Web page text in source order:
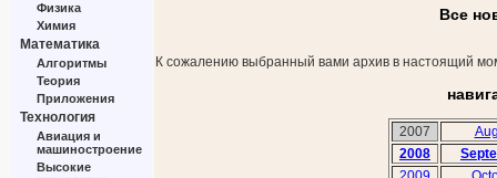
Физика
Химия
Математика
Алгоритмы
Теория
Приложения
Технология
Авиация и
машиностроение
Высокие
Все
К сожалению выбранный вами архив в настоящий
2007
2008